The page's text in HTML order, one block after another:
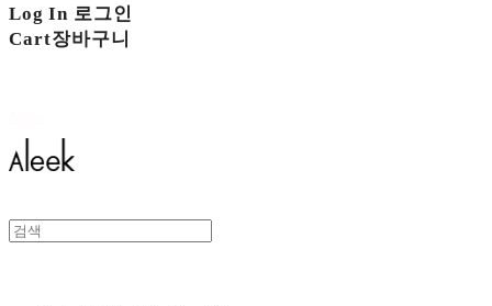
Log In 로그인
Cart장바구니